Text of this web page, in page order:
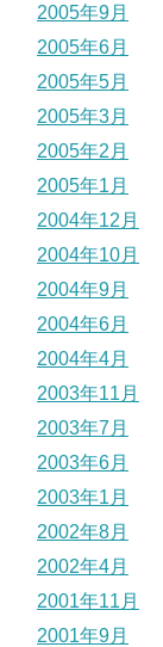
2005年9月
2005年6月
2005年5月
2005年3月
2005年2月
2005年1月
2004年12月
2004年10月
2004年9月
2004年6月
2004年4月
2003年11月
2003年7月
2003年6月
2003年1月
2002年8月
2002年4月
2001年11月
2001年9月